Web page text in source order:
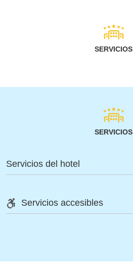
SERVICIOS
SERVICIOS
Servicios del hotel
Servicios accesibles